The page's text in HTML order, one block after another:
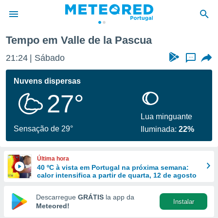
da
foi
fornecidas
a este
das
e
forma
digital
Tempo em Valle de la Pascua
21:24 Sábado ...
Nuvens dispersas
27°
Sensação de 29°
Lua minguante
Iluminada:22%
Última hora
40 ºC à vista em Portugal na próxima semana:
calor intensifica a partir de quarta, 12 de agosto
Descarregue GRÁTIS la app da
Meteored!
Instalar